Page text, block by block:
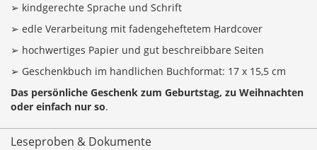
➢ kindgerechte Sprache und Schrift
➢ edle Verarbeitung mit fadengeheftetem Hardcover
➢ hochwertiges Papier und gut beschreibbare Seiten
➢ Geschenkbuch im handlichen Buchformat: 17 x 15,5 cm
Das persönliche Geschenk zum Geburtstag, zu Weihnachten
oder einfach nur so.
Leseproben & Dokumente